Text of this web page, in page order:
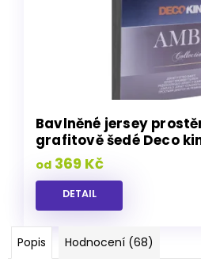
Bavlněné jersey
grafitově šedé Deco
od 369 Kč
DETAIL
Popis Hodnocení (68)